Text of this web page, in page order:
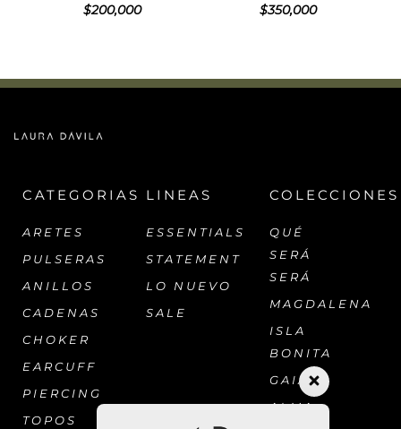
$200,000 $350,000
CATEGORIAS
ARETES
PULSERAS
ANILLOS
CADENAS
CHOKER
EARCUFF
PIERCING
TOPOS
LINEAS
ESSENTIALS
STATEMENT
LO NUEVO
SALE
COLECCIONES
QUÉ
SERÁ
SERÁ
MAGDALENA
ISLA
BONITA
GAIA
ALMA